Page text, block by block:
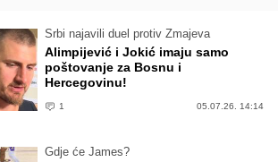
Srbi najavili duel protiv Zmajeva
Alimpijević i Jokić imaju samo
poštovanje za Bosnu i
Hercegovinu!
1 05.07.26. 14:14
Gdje će James?